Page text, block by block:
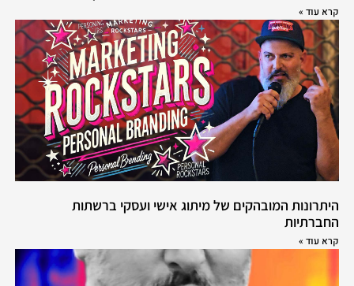
קרא עוד »
היתרונות המובהקים של מיתוג אישי ועסקי ברשתות
החברתיות
קרא עוד »